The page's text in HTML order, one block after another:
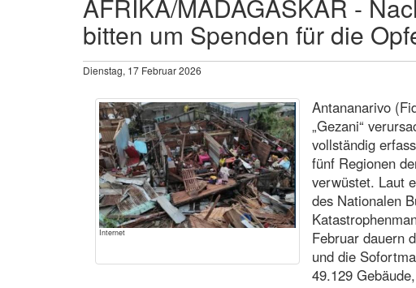
AFRIKA/MADAGASKAR -
bitten um Spenden für die
Dienstag, 17 Februar 2026
Internet
Antananarivo
„Gezani“
vollständig
fünf Regionen
verwüstet. Laut
des Nationalen
Februar dauern
und die
49.129